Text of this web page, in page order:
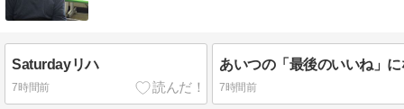
Saturdayリハ
7時間前 7時間前